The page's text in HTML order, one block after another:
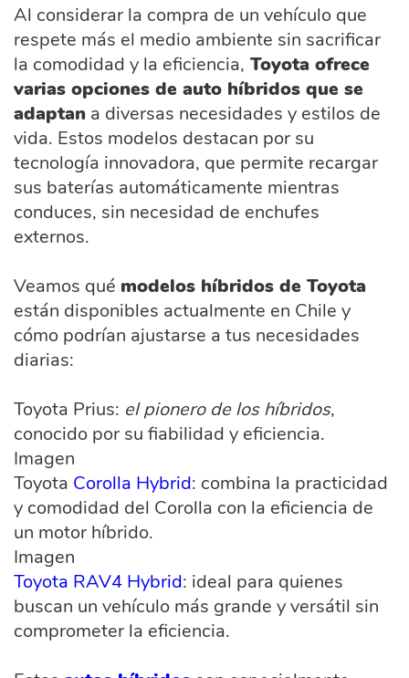
Al considerar la compra de un vehículo que
respete más el medio ambiente sin sacrificar
la comodidad y la eficiencia, Toyota ofrece
varias opciones de auto híbridos que se
adaptan a diversas necesidades y estilos de
vida. Estos modelos destacan por su
tecnología innovadora, que permite recargar
sus baterías automáticamente mientras
conduces, sin necesidad de enchufes
externos.
Veamos qué modelos híbridos de Toyota
están disponibles actualmente en Chile y
cómo podrían ajustarse a tus necesidades
diarias:
Toyota Prius: el pionero de los híbridos,
conocido por su fiabilidad y eficiencia.
Imagen
Toyota Corolla Hybrid: combina la practicidad
y comodidad del Corolla con la eficiencia de
un motor híbrido.
Imagen
Toyota RAV4 Hybrid: ideal para quienes
buscan un vehículo más grande y versátil sin
comprometer la eficiencia.